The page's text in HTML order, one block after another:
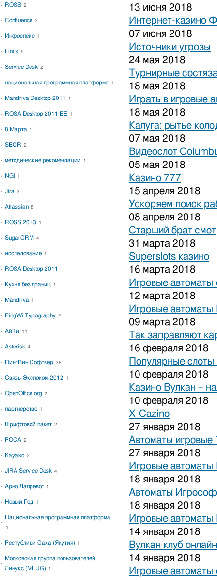
13 июня 2018
Интернет-казино
07 июня 2018
Источники угрозы
24 мая 2018
Турнирные
18 мая 2018
Играть в игровые
18 мая 2018
Калуга: рытье
07 мая 2018
Видеослот
05 мая 2018
Казино 777
15 апреля 2018
Ускоряем поиск
08 апреля 2018
Старший брат
31 марта 2018
Superslots казино
16 марта 2018
Игровые автоматы
12 марта 2018
Игровые автоматы
09 марта 2018
Так заправляют
16 февраля 2018
Популярные слоты
10 февраля 2018
Казино Вулкан –
10 февраля 2018
X-Cazino
27 января 2018
Автоматы игровые
27 января 2018
Игровые автоматы
18 января 2018
Автоматы
18 января 2018
Игровые автоматы
14 января 2018
Вулкан клуб онлайн
14 января 2018
Игровые
ROSS 2
Confluence 3
Инфоспейс 1
Linux 5
Service Desk 2
национальная программная платформа 1
Mandriva Desktop 2011 1
ROSA Desktop 2011 EE 1
8 Марта 1
SECR 2
методические рекомендации 1
NGI 1
Jira 3
Atlassian 8
ROSS 2013 1
SugarCRM 4
исследование 1
ROSA Desktop 2011 1
Кухня без границ 1
Mandriva 1
PingWi Typography 2
АйТи 11
Asterisk 4
ПингВин Софтвер 38
Связь-Экспоком-2012 1
OpenOffice.org 2
партнерство 1
Шрифтовой пакет 2
РОСА 2
Kayako 2
JIRA Service Desk 4
Арно Лапревот 1
Новый Год 1
Национальная программная платформа
1
Республики Саха (Якутия) 1
Московская группа пользователей
Линукс (MLUG)
1